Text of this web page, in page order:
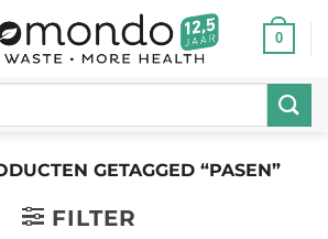
0
GETAGGED “PASEN”
FILTER